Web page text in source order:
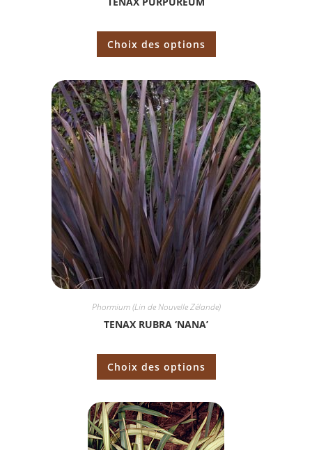
Choix des options
Phormium (Lin de Nouvelle Zélande)
TENAX RUBRA ‘NANA’
Choix des options